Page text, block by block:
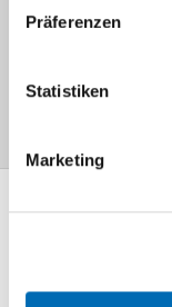
Präferenzen
Statistiken
Marketing
Schmerzmedizi